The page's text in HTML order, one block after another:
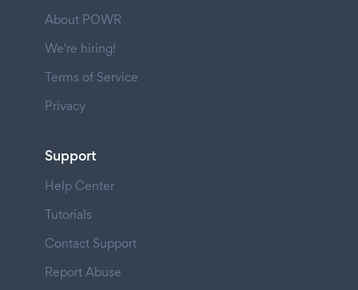
About POWR
We're hiring!
Terms of Service
Privacy
Support
Help Center
Tutorials
Contact Support
Report Abuse